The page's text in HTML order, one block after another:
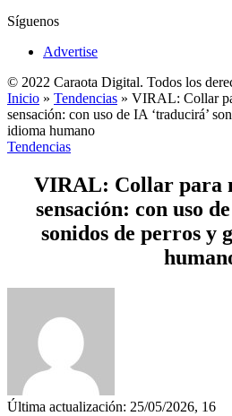
Síguenos
Advertise
© 2022 Caraota Digital. Todos los
Inicio » Tendencias » VIRAL: Collar
sensación: con uso de IA ‘traducirá’
idioma humano
Tendencias
VIRAL: Collar para
sensación: con uso
sonidos de perros y
Última actualización: 25/05/2026, 16